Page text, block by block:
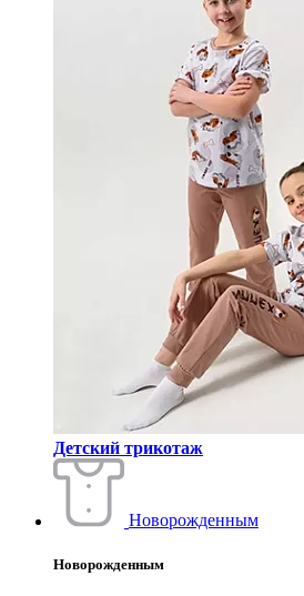
Детский трикотаж
Новорожденным
Новорожденным